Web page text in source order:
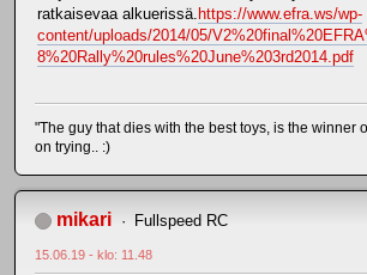
ratkaisevaa alkuerissä. https://www.efra.ws/wp-
content/uploads/2014/05/
8%20Rally%20rules%20June%203rd2014.pdf
"The guy that dies with the best toys, is the winner
on trying.. :)
mikari Fullspeed RC
15.06.19 - klo: 11.48